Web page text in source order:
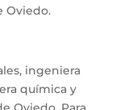
Oviedo.
ingeniera
química y